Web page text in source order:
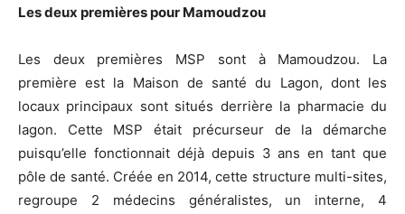
Les deux premières pour Mamoudzou
Les deux premières MSP sont à Mamoudzou. La
première est la Maison de santé du Lagon, dont les
locaux principaux sont situés derrière la pharmacie du
lagon. Cette MSP était précurseur de la démarche
puisqu’elle fonctionnait déjà depuis 3 ans en tant que
pôle de santé. Créée en 2014, cette structure multi-sites,
regroupe 2 médecins généralistes, un interne, 4